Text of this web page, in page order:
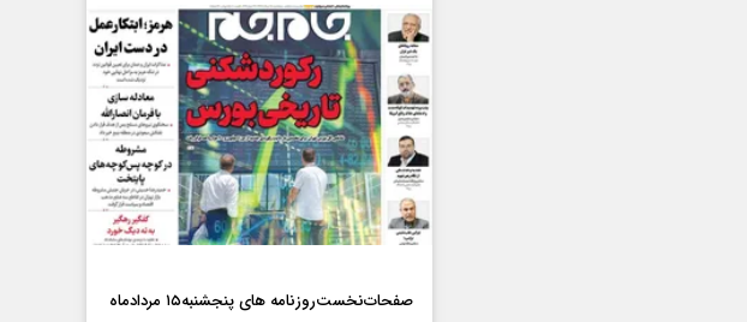
صفحات‌نخست‌روزنامه ها‌ی پنجشنبه‌۱۵ مردادماه